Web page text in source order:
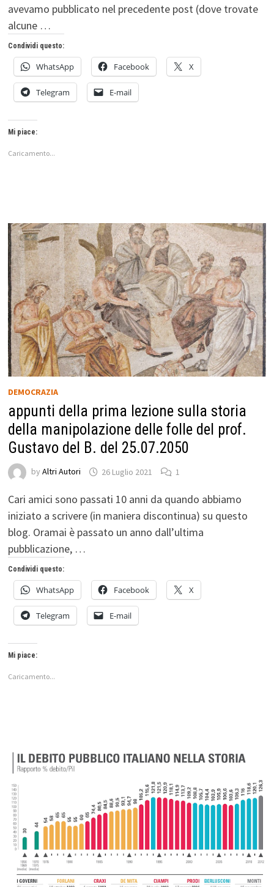
avevamo pubblicato nel precedente post (dove trovate
alcune …
Condividi questo:
WhatsApp Facebook X
Telegram E-mail
Mi piace:
Caricamento...
DEMOCRAZIA
appunti della prima lezione sulla storia
della manipolazione delle folle del prof.
Gustavo del B. del 25.07.2050
by Altri Autori 26 Luglio 2021 1
Cari amici sono passati 10 anni da quando abbiamo
iniziato a scrivere (in maniera discontinua) su questo
blog. Oramai è passato un anno dall’ultima
pubblicazione, …
Condividi questo:
WhatsApp Facebook X
Telegram E-mail
Mi piace:
Caricamento...